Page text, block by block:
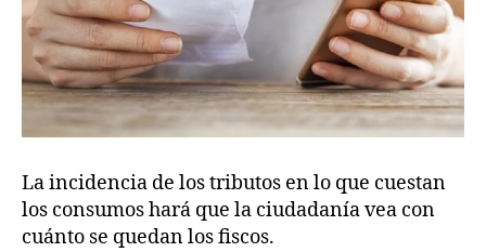
La incidencia de los tributos en lo que cuestan
los consumos hará que la ciudadanía vea con
cuánto se quedan los fiscos.